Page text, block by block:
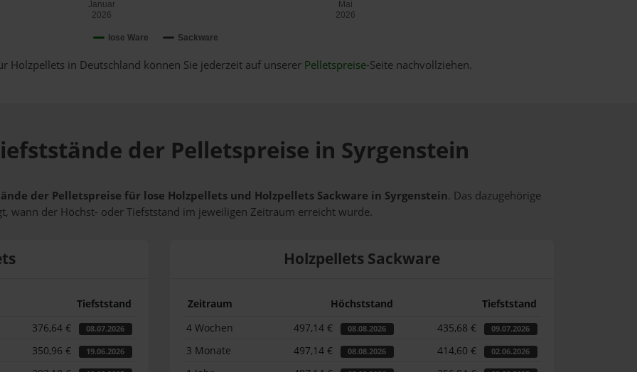
lose Ware Sackware
Januar
2026
Mai
2026
Holzpellets in Deutschland können Sie jederzeit auf unserer Pelletspreise-Seite nachvollziehen.
der Pelletspreise in Syrgenstein
der Pelletspreise für lose Holzpellets und Holzpellets Sackware in Syrgenstein. Das dazugehörige
wann der Höchst- oder Tiefststand im jeweiligen Zeitraum erreicht wurde.
Tiefststand
376,64 € 08.07.2026
350,96 € 19.06.2026
Holzpellets Sackware
Zeitraum Höchststand
Tiefststand
4 Wochen
497,14 € 08.08.2026 435,68 € 09.07.2026
3 Monate 497,14 € 08.08.2026 414,60 € 02.06.2026